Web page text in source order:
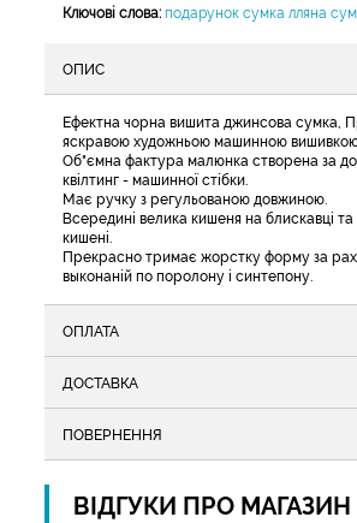
Ключові слова: подарунок сумка лляна
ОПИС
Ефектна чорна вишита джинсова сумка,
яскравою художньою машинною
Об"ємна фактура малюнка створена за
квілтинг - машинної стібки.
Має ручку з регульованою довжиною.
Всередині велика кишеня на блискавці та
кишені.
Прекрасно тримає жорстку форму за
выконаній по поролону і синтепону.
ОПЛАТА
ДОСТАВКА
ПОВЕРНЕННЯ
ВІДГУКИ ПРО МАГАЗИН